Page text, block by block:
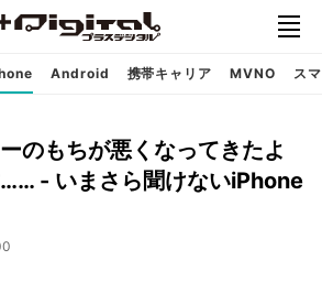
Android 携帯キャリア MVNO ス
のもちが悪くなってきたよ
- いまさら聞けないiPhone